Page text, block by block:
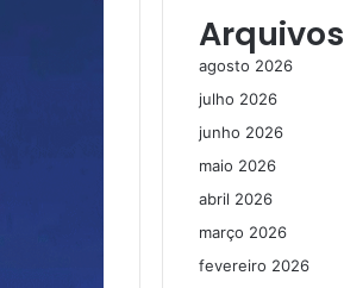
Arquivos
agosto 2026
julho 2026
junho 2026
maio 2026
abril 2026
março 2026
fevereiro 2026